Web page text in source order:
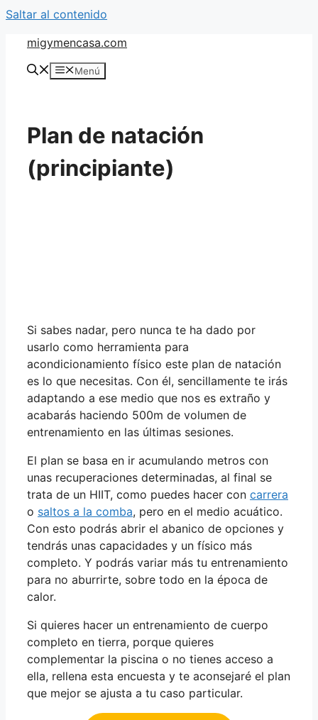
Saltar al contenido
migymencasa.com
Menú
Plan de natación
(principiante)
Si sabes nadar, pero nunca te ha dado por
usarlo como herramienta para
acondicionamiento físico este plan de natación
es lo que necesitas. Con él, sencillamente te irás
adaptando a ese medio que nos es extraño y
acabarás haciendo 500m de volumen de
entrenamiento en las últimas sesiones.
El plan se basa en ir acumulando metros con
unas recuperaciones determinadas, al final se
trata de un HIIT, como puedes hacer con carrera
o saltos a la comba, pero en el medio acuático.
Con esto podrás abrir el abanico de opciones y
tendrás unas capacidades y un físico más
completo. Y podrás variar más tu entrenamiento
para no aburrirte, sobre todo en la época de
calor.
Si quieres hacer un entrenamiento de cuerpo
completo en tierra, porque quieres
complementar la piscina o no tienes acceso a
ella, rellena esta encuesta y te aconsejaré el plan
que mejor se ajusta a tu caso particular.